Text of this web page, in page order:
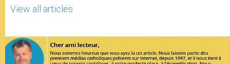
View all articles